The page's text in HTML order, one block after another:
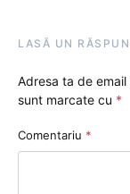
LASĂ UN
Adresa ta de
sunt marcate cu *
Comentariu *